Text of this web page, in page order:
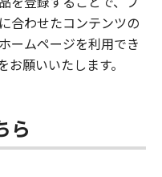
合わせたコンテンツの
ームページを利用でき
願いいたします。
ら